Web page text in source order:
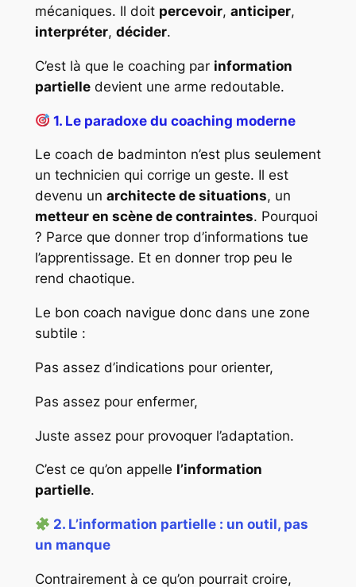
mécaniques. Il doit percevoir, anticiper,
interpréter, décider.
C’est là que le coaching par information
partielledevient une arme redoutable.
1. Le paradoxe du coaching moderne
Le coach de badminton n’est plus seulement
un technicien qui corrige un geste. Il est
devenu un architecte de situations, un
metteur en scène de contraintes. Pourquoi
? Parce que donner trop d’informations tue
l’apprentissage. Et en donner trop peu le
rend chaotique.
Le bon coach navigue donc dans une zone
subtile :
Pas assez d’indications pour orienter,
Pas assez pour enfermer,
Juste assez pour provoquer l’adaptation.
C’est ce qu’on appelle l’information
partielle.
2. L’information partielle : un outil, pas
un manque
Contrairement à ce qu’on pourrait croire,